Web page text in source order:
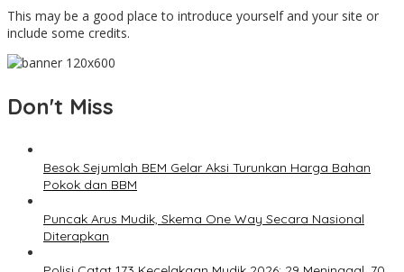
This may be a good place to introduce yourself and your site or
include some credits.
Don't Miss
Besok Sejumlah BEM Gelar Aksi Turunkan Harga Bahan
Pokok dan BBM
Puncak Arus Mudik, Skema One Way Secara Nasional
Diterapkan